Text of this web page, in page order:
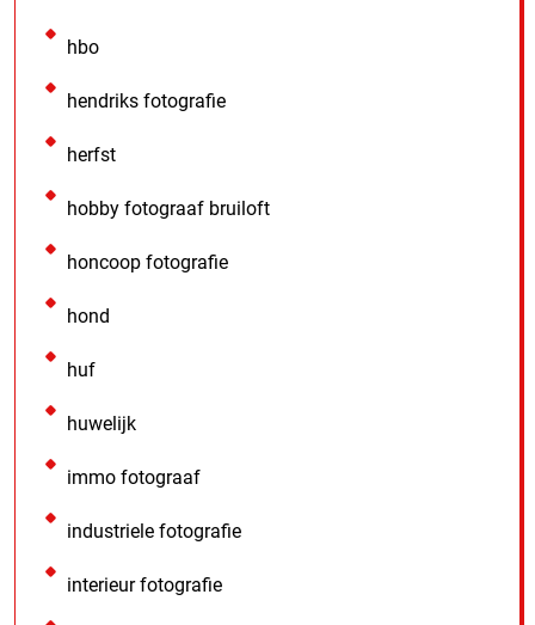
hbo
hendriks fotografie
herfst
hobby fotograaf bruiloft
honcoop fotografie
hond
huf
huwelijk
immo fotograaf
industriele fotografie
interieur fotografie